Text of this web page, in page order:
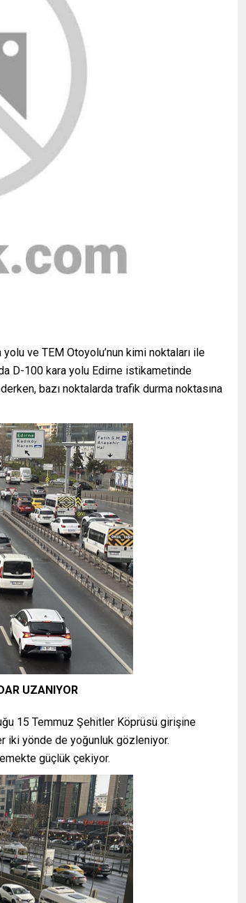
ve TEM Otoyolu’nun kimi noktaları ile
D-100 kara yolu Edirne istikametinde
bazı noktalarda trafik durma noktasına
UZANIYOR
15 Temmuz Şehitler Köprüsü girişine
iki yönde de yoğunluk gözleniyor.
güçlük çekiyor.